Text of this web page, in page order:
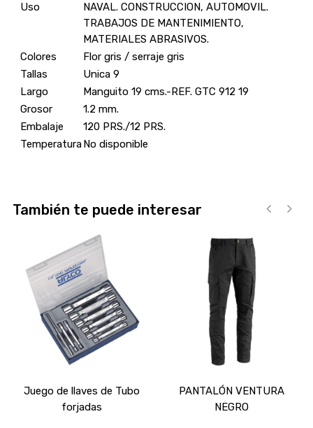
Uso
NAVAL. CONSTRUCCION, AUTOMOVIL.
TRABAJOS DE MANTENIMIENTO,
MATERIALES ABRASIVOS.
Colores
Flor gris / serraje gris
Tallas
Unica 9
Largo
Manguito 19 cms.-REF. GTC 912 19
Grosor
1.2 mm.
Embalaje
120 PRS./12 PRS.
TemperaturaNo disponible
También te puede interesar
Juego de llaves de Tubo
forjadas
PANTALÓN VENTURA
NEGRO